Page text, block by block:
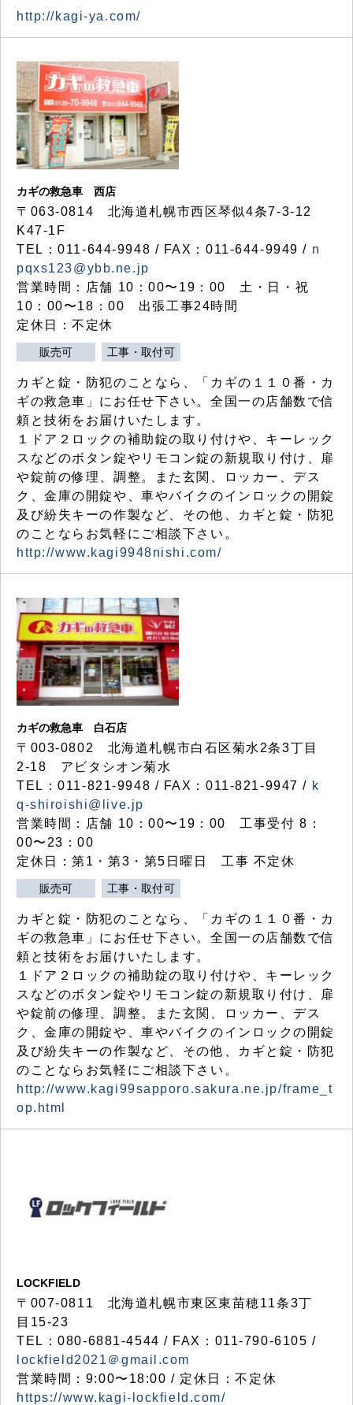
http://kagi-ya.com/
カギの救急車 西店
〒063-0814 北海道札幌市西区琴似4条7-3-12
K47-1F
TEL：011-644-9948 / FAX：011-644-9949 / n
pqxs123@ybb.ne.jp
営業時間：店舗 10：00〜19：00 土・日・祝
10：00〜18：00 出張工事24時間
定休日：不定休
販売可 工事・取付可
カギと錠・防犯のことなら、「カギの１１０番・カ
ギの救急車」にお任せ下さい。全国一の店舗数で信
頼と技術をお届けいたします。
１ドア２ロックの補助錠の取り付けや、キーレック
スなどのボタン錠やリモコン錠の新規取り付け、扉
や錠前の修理、調整。また玄関、ロッカー、デス
ク、金庫の開錠や、車やバイクのインロックの開錠
及び紛失キーの作製など、その他、カギと錠・防犯
のことならお気軽にご相談下さい。
http://www.kagi9948nishi.com/
カギの救急車 白石店
〒003-0802 北海道札幌市白石区菊水2条3丁目
2-18 アビタシオン菊水
TEL：011-821-9948 / FAX：011-821-9947 / k
q-shiroishi@live.jp
営業時間：店舗 10：00〜19：00 工事受付 8：
00〜23：00
定休日：第1・第3・第5日曜日 工事 不定休
販売可 工事・取付可
カギと錠・防犯のことなら、「カギの１１０番・カ
ギの救急車」にお任せ下さい。全国一の店舗数で信
頼と技術をお届けいたします。
１ドア２ロックの補助錠の取り付けや、キーレック
スなどのボタン錠やリモコン錠の新規取り付け、扉
や錠前の修理、調整。また玄関、ロッカー、デス
ク、金庫の開錠や、車やバイクのインロックの開錠
及び紛失キーの作製など、その他、カギと錠・防犯
のことならお気軽にご相談下さい。
http://www.kagi99sapporo.sakura.ne.jp/frame_t
op.html
LOCKFIELD
〒007-0811 北海道札幌市東区東苗穂11条3丁
目15-23
TEL：080-6881-4544 / FAX：011-790-6105 /
lockfield2021＠gmail.com
営業時間：9:00〜18:00 / 定休日：不定休
https://www.kagi-lockfield.com/